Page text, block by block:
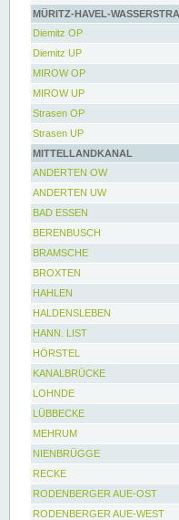
MÜRITZ-HAVEL-
Diemitz OP
Diemitz UP
MIROW OP
MIROW UP
Strasen OP
Strasen UP
MITTELLANDKANAL
ANDERTEN OW
ANDERTEN UW
BAD ESSEN
BERENBUSCH
BRAMSCHE
BROXTEN
HAHLEN
HALDENSLEBEN
HANN. LIST
HÖRSTEL
KANALBRÜCKE
LOHNDE
LÜBBECKE
MEHRUM
NIENBRÜGGE
RECKE
RODENBERGER AUE-OST
RODENBERGER AUE-WEST